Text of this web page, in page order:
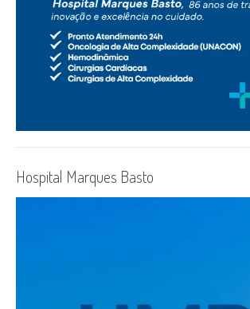
Hospital Marques Basto